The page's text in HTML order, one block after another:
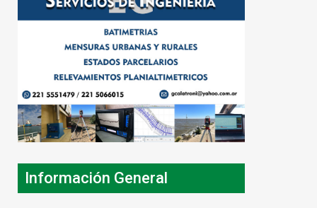
Información General